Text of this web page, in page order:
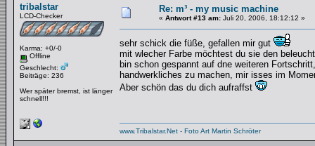
tribalstar
LCD-Checker
Karma: +0/-0
Offline
Geschlecht:
Beiträge: 236
Wer später bremst, ist länger
schnell!!!
Re: m³ - my music machine
« Antwort #13 am: Juli 20, 2006, 18:12:12 »
sehr schick die füße, gefallen mir gut
mit wlecher Farbe möchtest du sie den
bin schon gespannt auf dne weiteren
handwerkliches zu machen, mir isses im
Aber schön das du dich aufraffst
www.Tribalstar.Net - Foto Art Martin Schröter